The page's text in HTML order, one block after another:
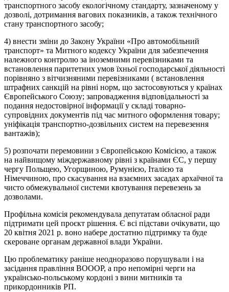
транспортного засобу екологічному стандарту, зазначеному у
дозволі, дотримання вагових показників, а також технічного
стану транспортного засобу;
4) внести зміни до Закону України «Про автомобільний
транспорт» та Митного кодексу України для забезпечення
належного контролю за іноземними перевізниками та
встановлення паритетних умов їхньої господарської діяльності
порівняно з вітчизняними перевізниками ( встановлення
штрафних санкцій на рівні норм, що застосовуються у країнах
Європейського Союзу; запровадження відповідальності за
подання недостовірної інформації у складі товарно-
супровідних документів під час митного оформлення товару;
уніфікація транспортно-дозвільних систем на перевезення
вантажів);
5) розпочати перемовини з Європейською Комісією, а також
на найвищому міждержавному рівні з країнами ЄС, у першу
чергу Польщею, Угорщиною, Румунією, Італією та
Німеччиною, про скасування на взаємних засадах архаїчної та
чисто обмежувальної системи квотування перевезень за
дозволами.
Профільна комісія рекомендувала депутатам обласної ради
підтримати цей проєкт рішення. Є всі підстави очікувати, що
20 квітня 2021 р. воно набере достатню підтримку та буде
скероване органам державної влади України.
Цю проблематику раніше неодноразово порушували і на
засідання правління ВОООР, а про непомірні черги на
українсько-польському кордоні з вини митників та
прикордонників РП.